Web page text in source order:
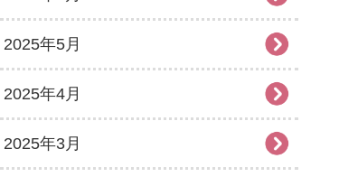
2025年5月
2025年4月
2025年3月